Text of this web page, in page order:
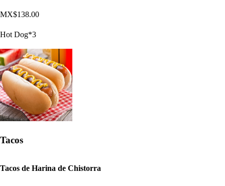
MX$138.00
Hot Dog*3
Tacos
Tacos de Harina de Chistorra